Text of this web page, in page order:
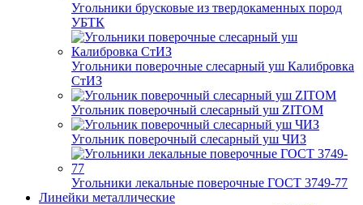
Угольники брусковые из твердокаменных пород
УБТК
Угольники поверочные слесарный уш Калибровка
СтИЗ
Угольник поверочный слесарный уш ZITOM
Угольник поверочный слесарный уш ЧИЗ
Угольники лекальные поверочные ГОСТ 3749-77
Линейки металлические